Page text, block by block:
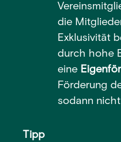
die
Exklusivität
durch hohe
eine
Förderung
sodann
Tipp